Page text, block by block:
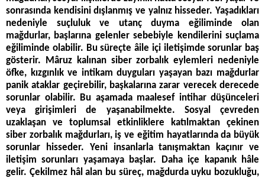
sonrasında kendisini dışlanmış ve yalnız hisseder. Yaşadıkları
nedeniyle suçluluk ve utanç duyma eğiliminde olan
mağdurlar, başlarına gelenler sebebiyle kendilerini suçlama
eğiliminde olabilir. Bu süreçte âile içi iletişimde sorunlar baş
gösterir. Mâruz kalınan siber zorbalık eylemleri nedeniyle
öfke, kızgınlık ve intikam duyguları yaşayan bazı mağdurlar
panik ataklar geçirebilir, başkalarına zarar verecek derecede
sorunlar olabilir. Bu aşamada maalesef intihar düşünceleri
veya girişimleri de yaşanabilmekte. Sosyal çevreden
uzaklaşan ve toplumsal etkinliklere katılmaktan çekinen
siber zorbalık mağdurları, iş ve eğitim hayatlarında da büyük
sorunlar hisseder. Yeni insanlarla tanışmaktan kaçınır ve
iletişim sorunları yaşamaya başlar. Daha içe kapanık hâle
gelir. Çekilmez hâl alan bu süreç, mağdurda uyku bozukluğu,